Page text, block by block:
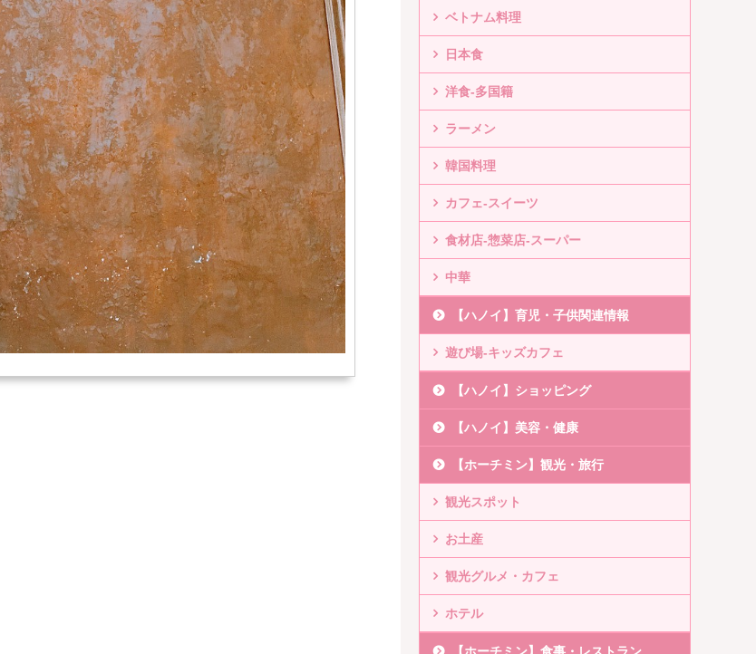
ベトナム料理
日本食
洋食-多国籍
ラーメン
韓国料理
カフェ-スイーツ
食材店-惣菜店-スーパー
中華
【ハノイ】育児・子供関連情報
遊び場-キッズカフェ
【ハノイ】ショッピング
【ハノイ】美容・健康
【ホーチミン】観光・旅行
観光スポット
お土産
観光グルメ・カフェ
ホテル